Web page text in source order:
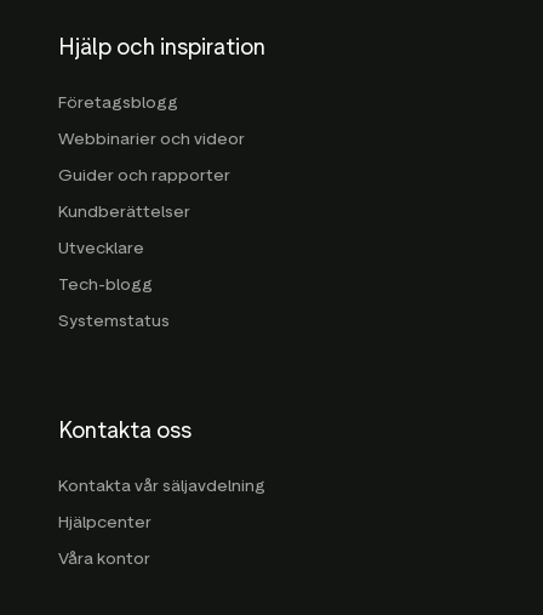
Hjälp och inspiration
Företagsblogg
Webbinarier och videor
Guider och rapporter
Kundberättelser
Utvecklare
Tech-blogg
Systemstatus
Kontakta oss
Kontakta vår säljavdelning
Hjälpcenter
Våra kontor